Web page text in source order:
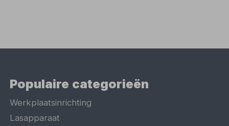
Populaire categorieën
Werkplaatsinrichting
Lasapparaat